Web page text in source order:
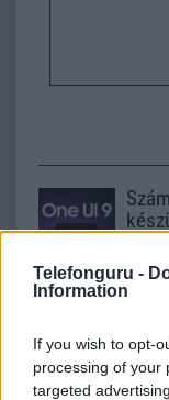
Telefonguru -
Information
If you wish to opt-
processing of your
targeted
2026.06.30|
funkciókat és
azonban több
Galaxy készülék